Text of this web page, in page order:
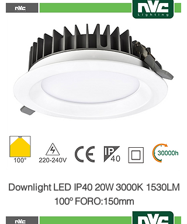
Downlight LED IP40 20W 3000K 1530LM
100º FORO:150mm